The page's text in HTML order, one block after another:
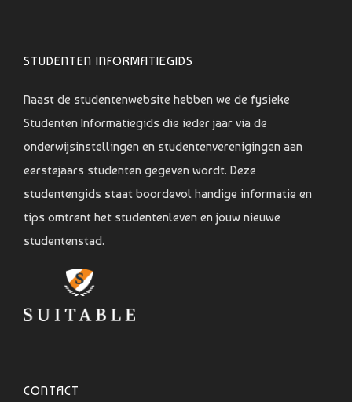
STUDENTEN INFORMATIEGIDS
Naast de studentenwebsite hebben we de fysieke
Studenten Informatiegids die ieder jaar via de
onderwijsinstellingen en studentenverenigingen aan
eerstejaars studenten gegeven wordt. Deze
studentengids staat boordevol handige informatie en
tips omtrent het studentenleven en jouw nieuwe
studentenstad.
CONTACT